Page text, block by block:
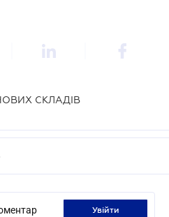
СКЛАДІВ
увійти